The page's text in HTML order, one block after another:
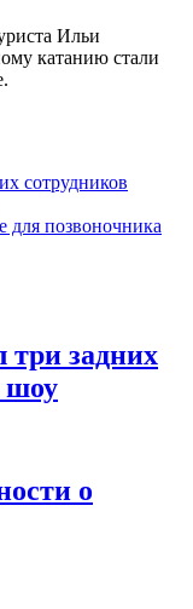
Ильи
катанию стали
сотрудников
для позвоночника
задних
шоу
о